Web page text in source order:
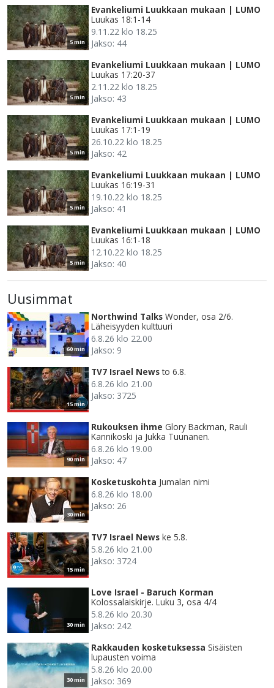
5 min
Evankeliumi Luukkaan mukaan | LUMO
Luukas 18:1-14
9.11.22 klo 18.25
Jakso: 44
5 min
Evankeliumi Luukkaan mukaan | LUMO
Luukas 17:20-37
2.11.22 klo 18.25
Jakso: 43
5 min
Evankeliumi Luukkaan mukaan | LUMO
Luukas 17:1-19
26.10.22 klo 18.25
Jakso: 42
5 min
Evankeliumi Luukkaan mukaan | LUMO
Luukas 16:19-31
19.10.22 klo 18.25
Jakso: 41
5 min
Evankeliumi Luukkaan mukaan | LUMO
Luukas 16:1-18
12.10.22 klo 18.25
Jakso: 40
Uusimmat
60 min
Northwind Talks Wonder, osa 2/6.
Läheisyyden kulttuuri
6.8.26 klo 22.00
Jakso: 9
15 min
TV7 Israel News to 6.8.
6.8.26 klo 21.00
Jakso: 3725
90 min
Rukouksen ihme Glory Backman, Rauli
Kannikoski ja Jukka Tuunanen.
6.8.26 klo 19.00
Jakso: 47
30 min
Kosketuskohta Jumalan nimi
6.8.26 klo 18.00
Jakso: 26
15 min
TV7 Israel News ke 5.8.
5.8.26 klo 21.00
Jakso: 3724
30 min
Love Israel - Baruch Korman
Kolossalaiskirje. Luku 3, osa 4/4
5.8.26 klo 20.30
Jakso: 242
30 min
Rakkauden kosketuksessa Sisäisten
lupausten voima
5.8.26 klo 20.00
Jakso: 369